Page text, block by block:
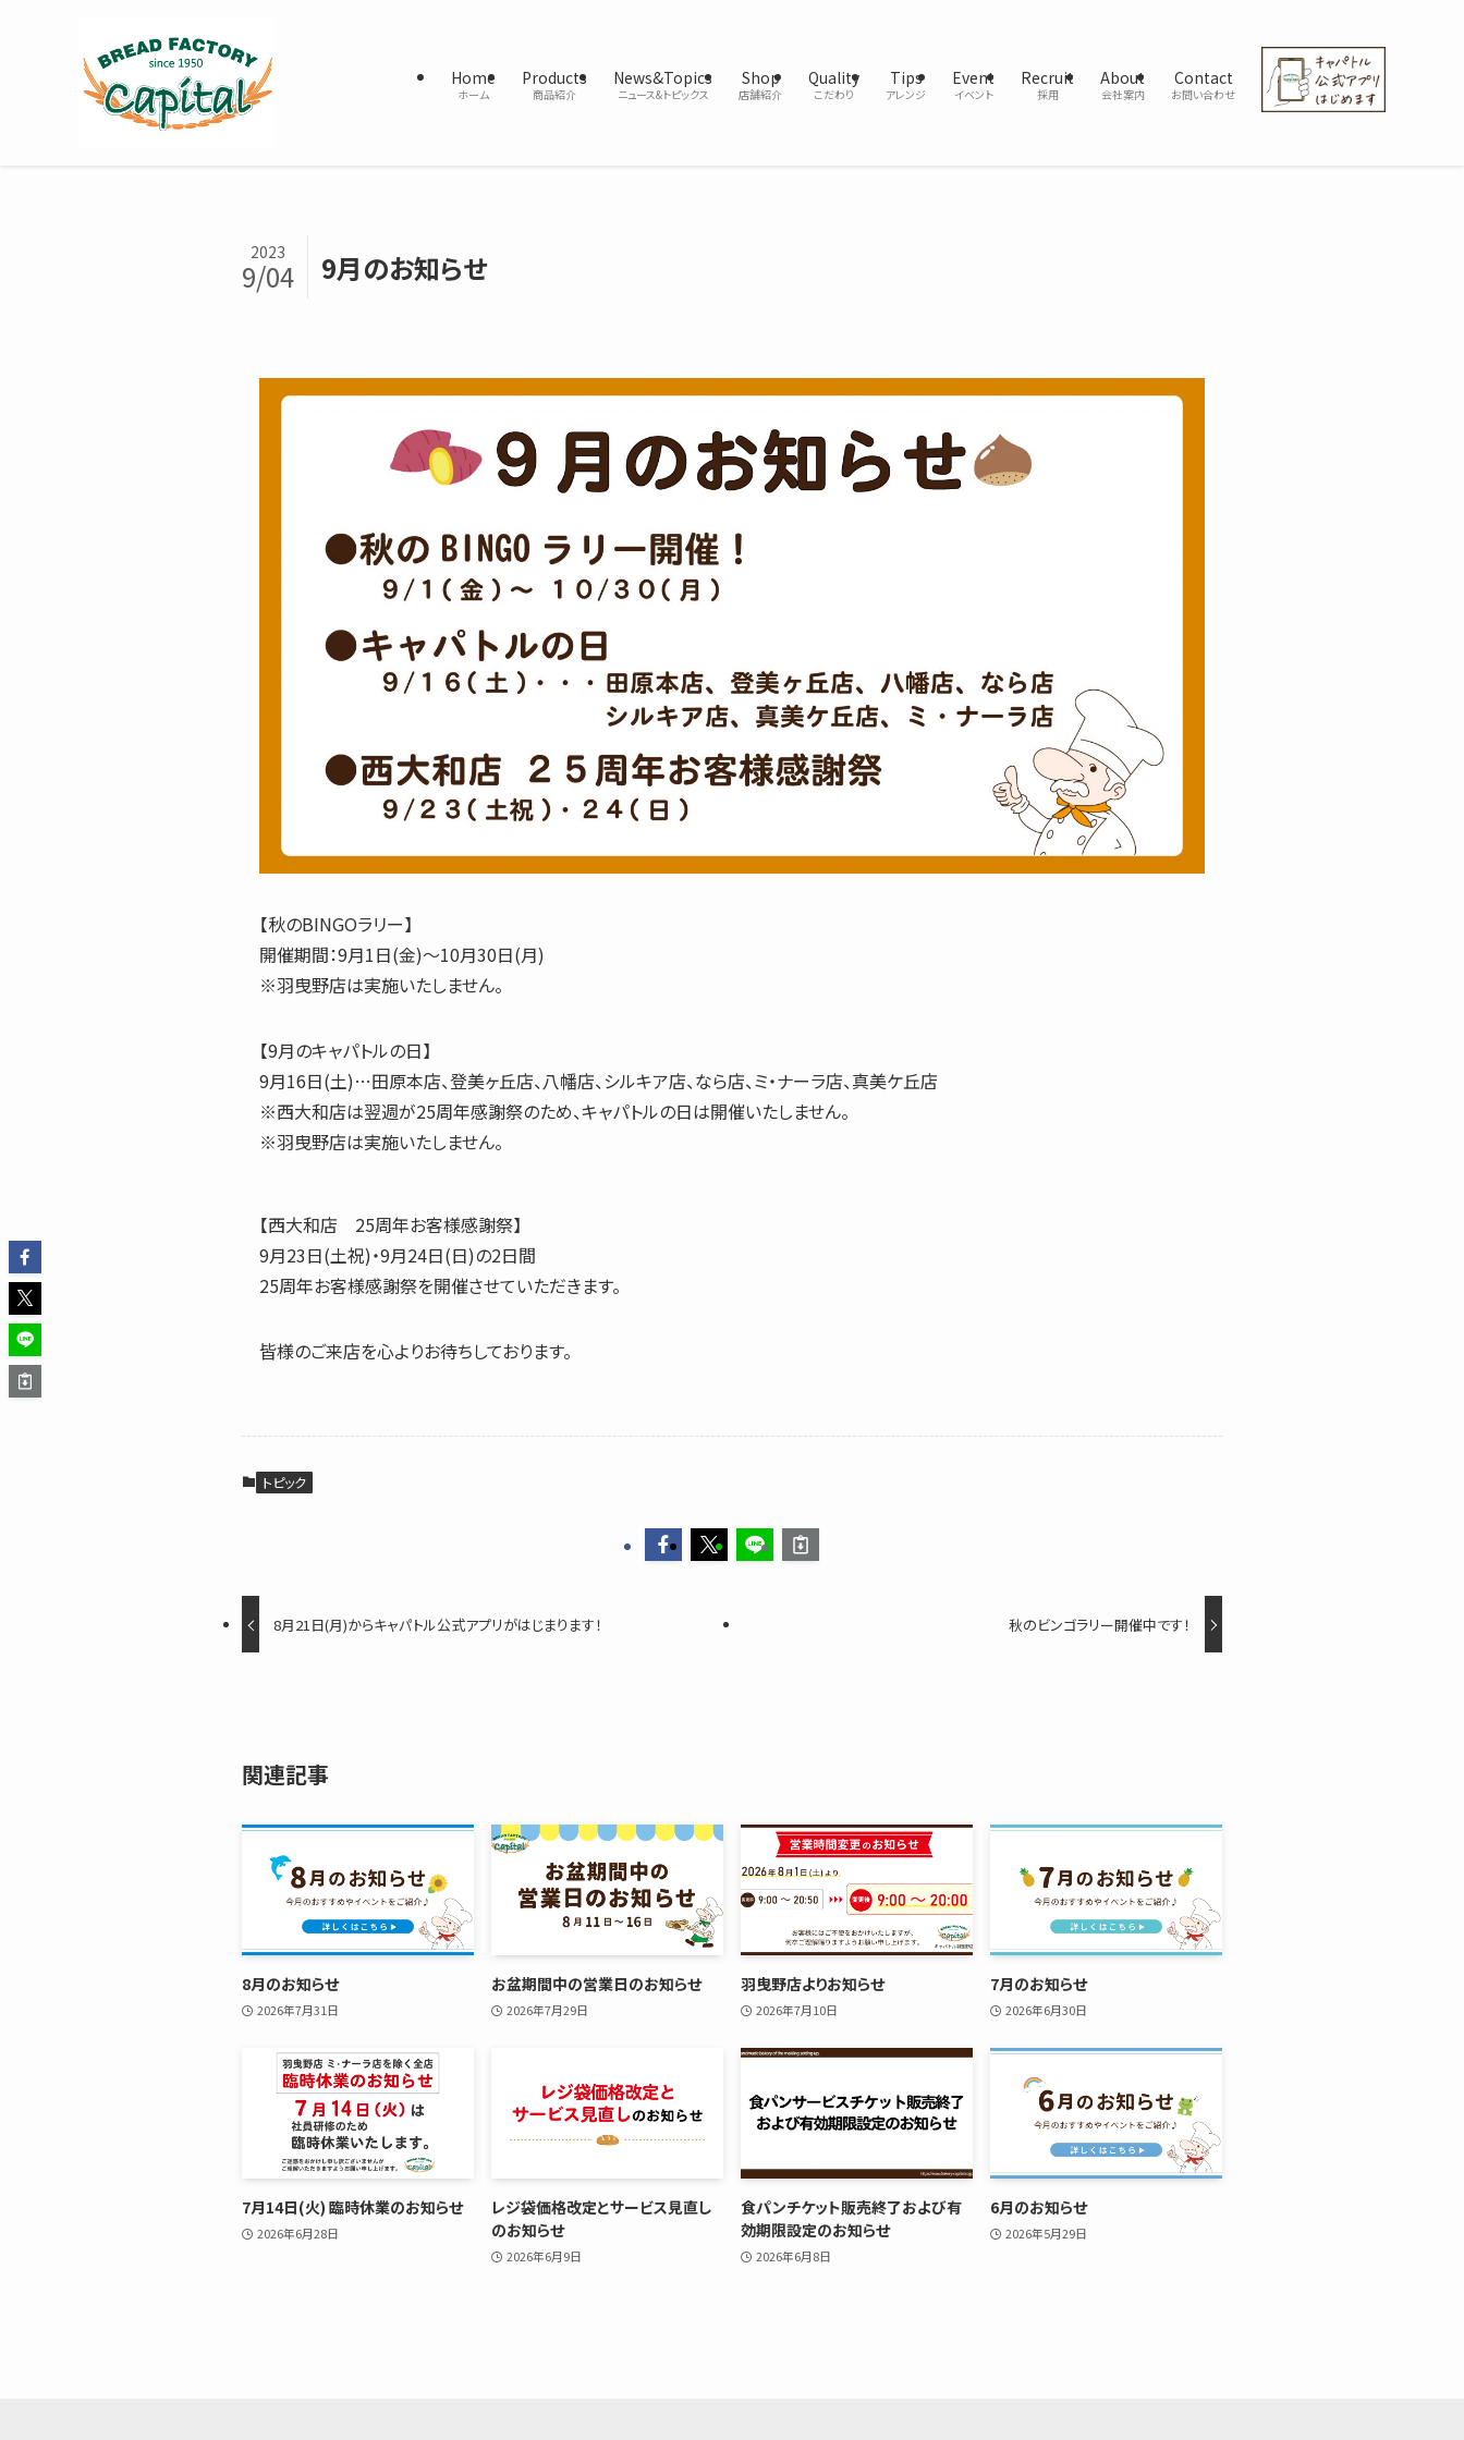
Home
ホーム
Products
商品紹介
News&Topics
ニュース&トピックス
Shop
店舗紹介
Quality
こだわり
Tips
アレンジ
Event
イベント
Recruit
採用
About
会社案内
Contact
お問い合わせ
9月のお知らせ
2023
9/04
【秋のBINGOラリー】
開催期間：9月1日(金)～10月30日(月)
※羽曳野店は実施いたしません。
【9月のキャパトルの日】
9月16日(土)…田原本店、登美ヶ丘店、八幡店、シルキア店、なら店、ミ・ナーラ店、真美ケ丘店
※西大和店は翌週が25周年感謝祭のため、キャパトルの日は開催いたしません。
※羽曳野店は実施いたしません。
【西大和店 25周年お客様感謝祭】
9月23日(土祝)・9月24日(日)の2日間
25周年お客様感謝祭を開催させていただきます。
皆様のご来店を心よりお待ちしております。
トピック
8月21日(月)からキャパトル公式アプリがはじまります！ 秋のビンゴラリー開催中です！
関連記事
8月のお知らせ
2026年7月31日
お盆期間中の営業日のお知らせ
2026年7月29日
羽曳野店よりお知らせ
2026年7月10日
7月のお知らせ
2026年6月30日
7月14日(火) 臨時休業のお知らせ
2026年6月28日
レジ袋価格改定とサービス見直し
のお知らせ
2026年6月9日
食パンチケット販売終了および有
効期限設定のお知らせ
2026年6月8日
6月のお知らせ
2026年5月29日